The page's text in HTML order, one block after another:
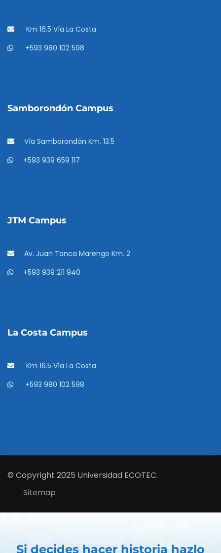
Km 16.5 Vía La Costa
+593 980 102 598
Samborondón Campus
Vía Samborondón Km. 13.5
+593 939 659 117
JTM Campus
Av. Juan Tanca Marengo Km. 2
+593 939 211 940
La Costa Campus
Km 16.5 Vía La Costa
+593 980 102 598
© Copyright 2025 Universidad ECOTEC.
Sitemap
Si decides hacer historia hazlo